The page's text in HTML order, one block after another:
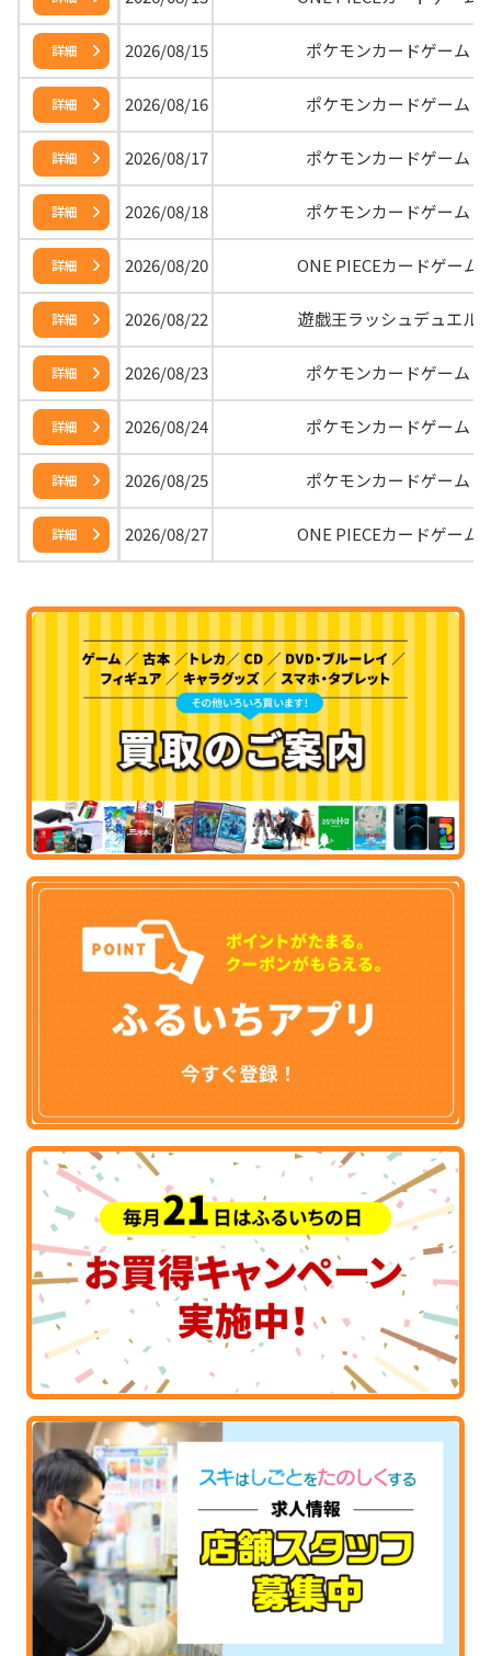
詳細 2026/08/15 ポケモンカードゲーム
詳細 2026/08/16 ポケモンカードゲーム
詳細 2026/08/17 ポケモンカードゲーム
詳細 2026/08/18 ポケモンカードゲーム
詳細 2026/08/20 ONE PIECEカードゲーム
詳細 2026/08/22 遊戯王ラッシュデュエル
詳細 2026/08/23 ポケモンカードゲーム
詳細 2026/08/24 ポケモンカードゲーム
詳細 2026/08/25 ポケモンカードゲーム
詳細 2026/08/27 ONE PIECEカードゲーム